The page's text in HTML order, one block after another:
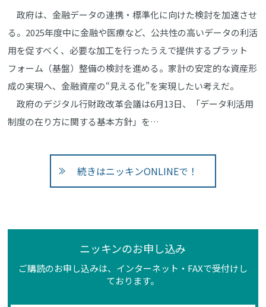
政府は、金融データの連携・標準化に向けた検討を加速させ
る。2025年度中に金融や医療など、公共性の高いデータの利活
用を促すべく、必要な加工を行ったうえで提供するプラット
フォーム（基盤）整備の検討を進める。家計の安定的な資産形
成の実現へ、金融資産の“見える化”を実現したい考えだ。
政府のデジタル行財政改革会議は6月13日、「データ利活用
制度の在り方に関する基本方針」を…
続きはニッキンONLINEで！
ニッキンのお申し込み
ご購読のお申し込みは、インターネット・FAXで受付けし
ております。